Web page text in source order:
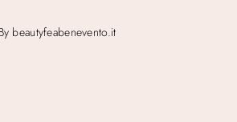
By beautyfeabenevento.it